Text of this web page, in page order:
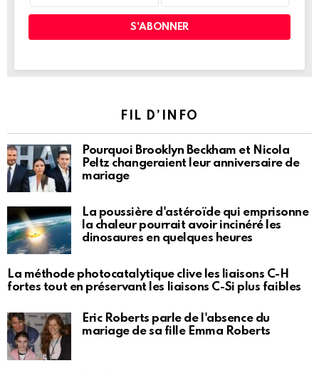
FIL D’INFO
Pourquoi Brooklyn Beckham et Nicola
Peltz changeraient leur anniversaire de
mariage
La poussière d'astéroïde qui emprisonne
la chaleur pourrait avoir incinéré les
dinosaures en quelques heures
La méthode photocatalytique clive les liaisons C-H
fortes tout en préservant les liaisons C-Si plus faibles
Eric Roberts parle de l'absence du
mariage de sa fille Emma Roberts